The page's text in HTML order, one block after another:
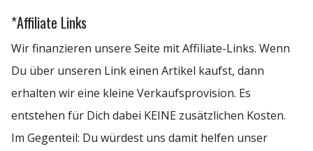
*Affiliate Links
Wir finanzieren unsere Seite mit Affiliate-Links. Wenn
Du über unseren Link einen Artikel kaufst, dann
erhalten wir eine kleine Verkaufsprovision. Es
entstehen für Dich dabei KEINE zusätzlichen Kosten.
Im Gegenteil: Du würdest uns damit helfen unser